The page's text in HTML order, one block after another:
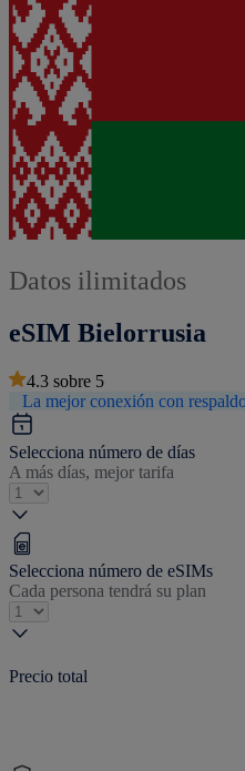
Datos ilimitados
eSIM Bielorrusia
4.3 sobre 5
La mejor conexión con
Selecciona número de días
A más días, mejor tarifa
Selecciona número de eSIMs
Cada persona tendrá su plan
Precio total